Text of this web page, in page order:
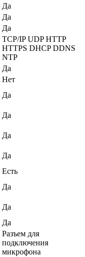
Да
Да
Да
TCP/IP UDP HTTP
HTTPS DHCP DDNS
NTP
Да
Нет
Да
Да
Да
Да
Есть
Да
Да
Да
Разъем для
подключения
микрофона